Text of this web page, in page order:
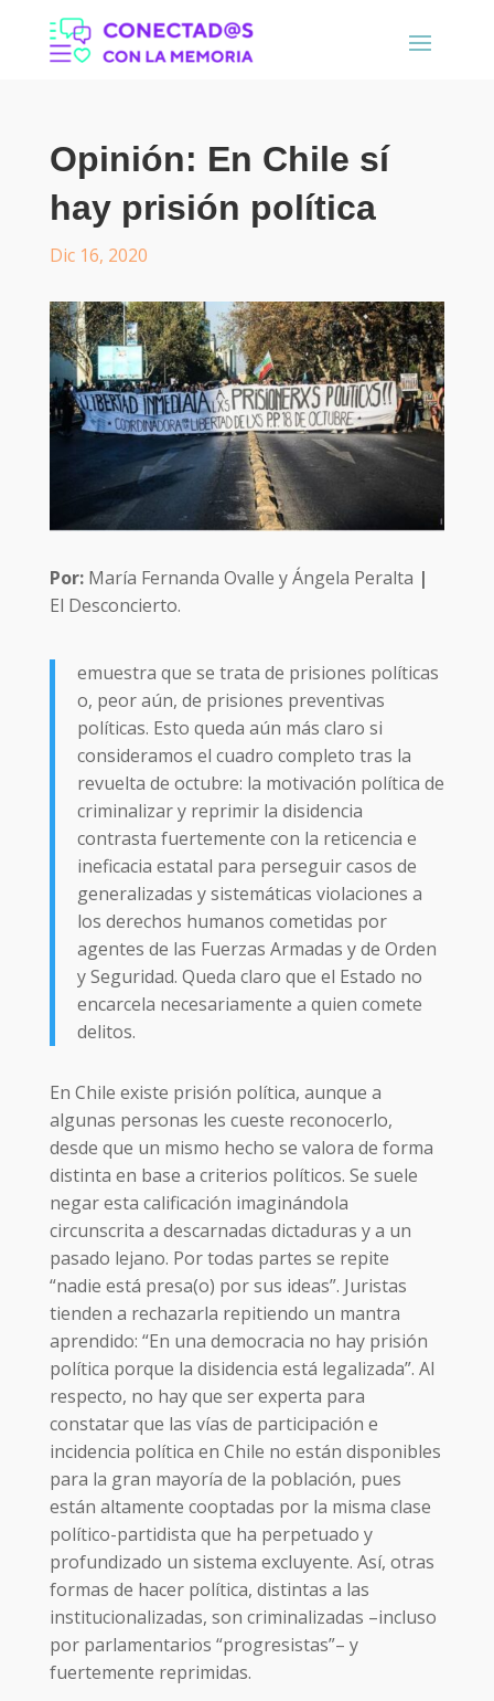
Opinión: En Chile sí
hay prisión política
Dic 16, 2020
Por: María Fernanda Ovalle y Ángela Peralta |
El Desconcierto.
emuestra que se trata de prisiones políticas
o, peor aún, de prisiones preventivas
políticas. Esto queda aún más claro si
consideramos el cuadro completo tras la
revuelta de octubre: la motivación política de
criminalizar y reprimir la disidencia
contrasta fuertemente con la reticencia e
ineficacia estatal para perseguir casos de
generalizadas y sistemáticas violaciones a
los derechos humanos cometidas por
agentes de las Fuerzas Armadas y de Orden
y Seguridad. Queda claro que el Estado no
encarcela necesariamente a quien comete
delitos.
En Chile existe prisión política, aunque a
algunas personas les cueste reconocerlo,
desde que un mismo hecho se valora de forma
distinta en base a criterios políticos. Se suele
negar esta calificación imaginándola
circunscrita a descarnadas dictaduras y a un
pasado lejano. Por todas partes se repite
“nadie está presa(o) por sus ideas”. Juristas
tienden a rechazarla repitiendo un mantra
aprendido: “En una democracia no hay prisión
política porque la disidencia está legalizada”. Al
respecto, no hay que ser experta para
constatar que las vías de participación e
incidencia política en Chile no están disponibles
para la gran mayoría de la población, pues
están altamente cooptadas por la misma clase
político-partidista que ha perpetuado y
profundizado un sistema excluyente. Así, otras
formas de hacer política, distintas a las
institucionalizadas, son criminalizadas –incluso
por parlamentarios “progresistas”– y
fuertemente reprimidas.